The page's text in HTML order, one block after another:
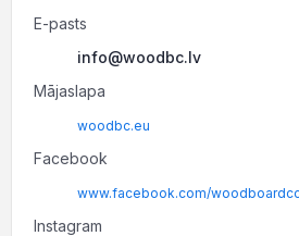
E-pasts
info@woodbc.lv
Mājaslapa
woodbc.eu
Facebook
www.facebook.com/
Instagram